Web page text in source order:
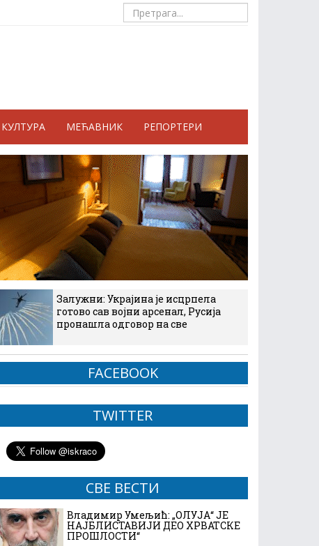
КУЛТУРА МЕЋАВНИК РЕПОРТЕРИ
Залужни: Украјина је исцрпела
готово сав војни арсенал, Русија
пронашла одговор на све
FACEBOOK
TWITTER
СВЕ ВЕСТИ
Владимир Умељић: „ОЛУЈА“ ЈЕ
НАЈБЛИСТАВИЈИ ДЕО ХРВАТСКЕ
ПРОШЛОСТИ“